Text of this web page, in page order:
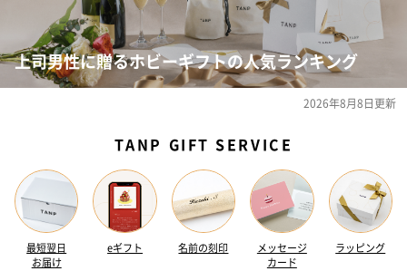
上司男性に贈るホビーギフトの人気ランキング
2026年8月8日更新
TANP GIFT SERVICE
最短翌日
お届け
eギフト 名前の刻印
メッセージ
カード
ラッピング